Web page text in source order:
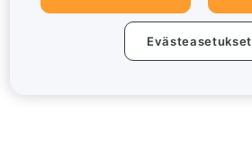
Evästeasetukset